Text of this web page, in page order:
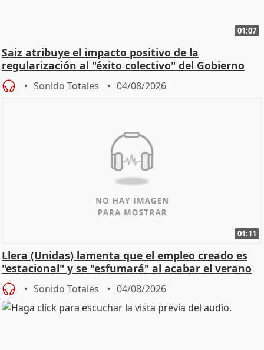
01:07
Saiz atribuye el impacto positivo de la
regularización al "éxito colectivo" del Gobierno
Sonido Totales 04/08/2026
01:11
Llera (Unidas) lamenta que el empleo creado es
"estacional" y se "esfumará" al acabar el verano
Sonido Totales 04/08/2026